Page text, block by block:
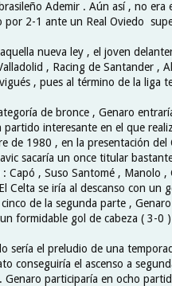
Ademir . Aún así , no
por 2-1 ante un Real Oviedo
nueva ley , el joven
, Racing de Santander ,
, pues al término de la liga
de bronce , Genaro
partido interesante en el que
de 1980 , en la presentación
sacaría un once titular
: Capó , Suso Santomé , Manolo
Celta se iría al descanso con
de la segunda parte ,
formidable gol de cabeza ( 3-0
sería el preludio de una
conseguiría el ascenso a
Genaro participaría en ocho